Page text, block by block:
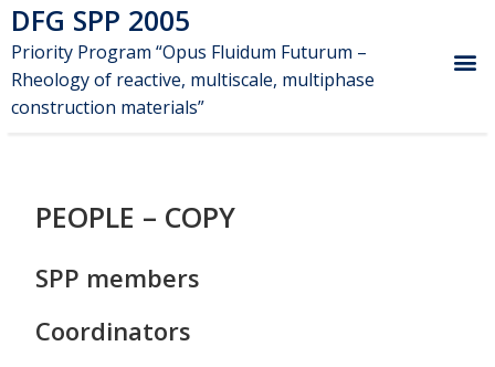
DFG SPP 2005
Priority Program “Opus Fluidum Futurum –
Rheology of reactive, multiscale, multiphase
construction materials”
PEOPLE – COPY
SPP members
Coordinators